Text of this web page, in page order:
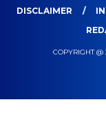
DISCLAIMER
COPYRIGHT